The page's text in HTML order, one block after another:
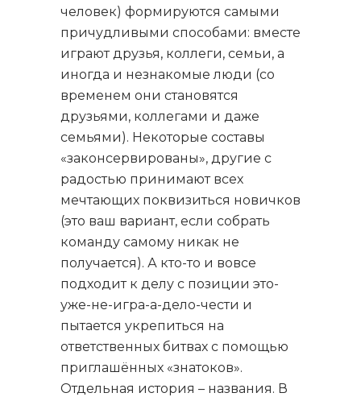
человек) формируются самыми
причудливыми способами: вместе
играют друзья, коллеги, семьи, а
иногда и незнакомые люди (со
временем они становятся
друзьями, коллегами и даже
семьями). Некоторые составы
«законсервированы», другие с
радостью принимают всех
мечтающих поквизиться новичков
(это ваш вариант, если собрать
команду самому никак не
получается). А кто-то и вовсе
подходит к делу с позиции это-
уже-не-игра-а-дело-чести и
пытается укрепиться на
ответственных битвах с помощью
приглашённых «знатоков».
Отдельная история – названия. В